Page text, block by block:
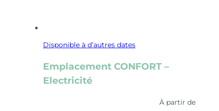
Disponible à d’autres dates
Emplacement CONFORT –
Electricité
À partir de